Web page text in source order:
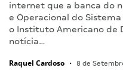
internet que a banca do
e Operacional do
o Instituto Americano de
notícia…
Raquel Cardoso • 8 de